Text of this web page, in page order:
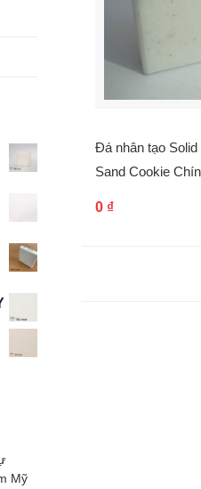
Mỹ
Đá nhân tạo
Sand Cookie
0 ₫